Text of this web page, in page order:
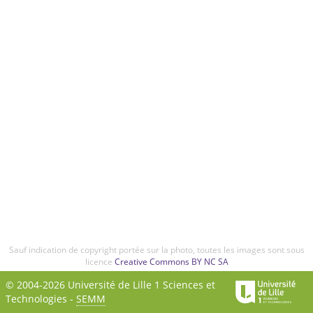
Sauf indication de copyright portée sur la photo, toutes les images sont sous
licence Creative Commons BY NC SA
© 2004-2026 Université de Lille 1 Sciences et
Technologies - SEMM